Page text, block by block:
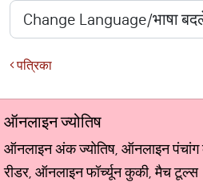
पत्रिका
ऑनलाइन ज्योतिष
ऑनलाइन अंक ज्योतिष, ऑनलाइन पंचांग
रीडर, ऑनलाइन फॉर्च्यून कुकी, मैच टूल्स